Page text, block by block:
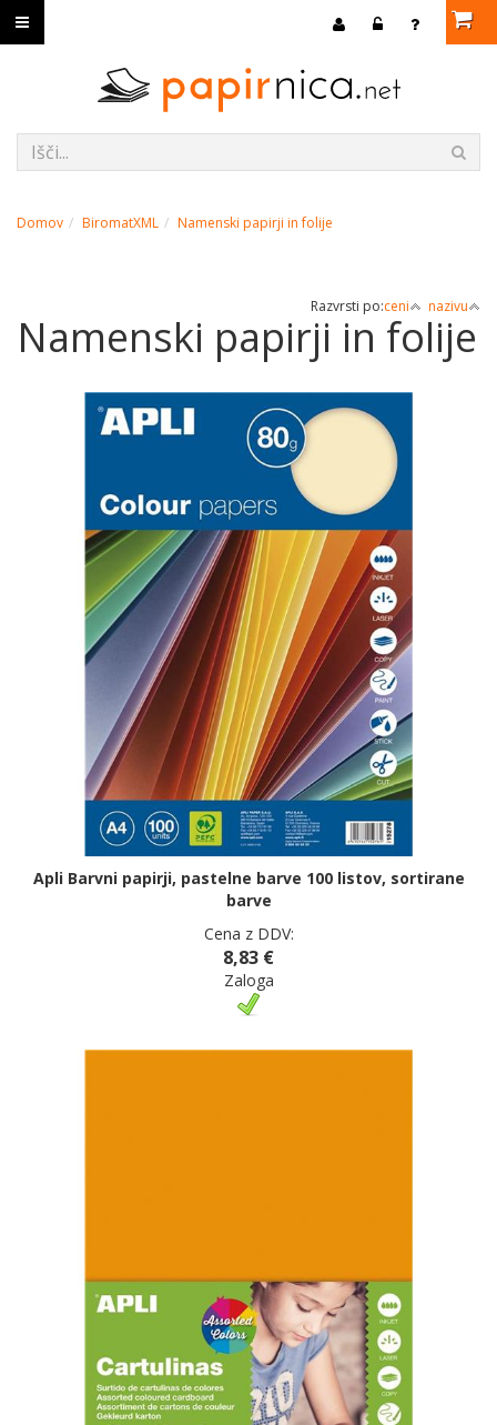
Domov BiromatXML Namenski papirji in folije
Razvrsti po:ceni nazivu
Namenski papirji in folije
Apli Barvni papirji, pastelne barve 100 listov, sortirane
barve
Cena z DDV:
8,83 €
Zaloga